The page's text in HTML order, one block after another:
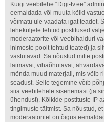
Kuigi veebilehe “Digi-tv.ee”
eemaldada või muuta kõiki
võimatu üle vaadata igat teadet.
leheküljele tehtud postitused
moderaatorite või veebihalduri
inimeste poolt tehtud teated) ja
vastutavad. Sa nõustud mitte
laimavat, vihaõhutavat,
mõnda muud materjali, mis võib
seadust. Selle tegemine võib
siia veebilehele sisenemast (ja
ühendust). Kõikide postituste IP
tingimuste täitmist. Sa nõustud,
moderaatoritel on õigus